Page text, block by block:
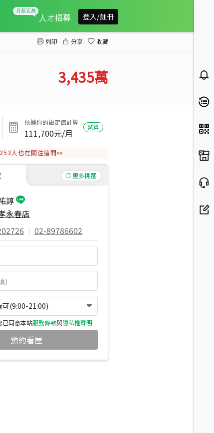
人才招募 登入/註冊
列印 分享 收藏
3,435萬
依據你的設定值計算
111,700元/月
試算
人也在關注這間👀
更多挑選
諄
永春店
| 02-89786602
可(9:00-21:00)
已同意本站服務條款與隱私權聲明
預約看屋